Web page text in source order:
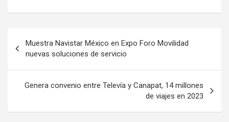
de
entradas
Muestra Navistar México en Expo Foro Movilidad
nuevas soluciones de servicio
Genera convenio entre Televía y Canapat, 14 millones
de viajes en 2023